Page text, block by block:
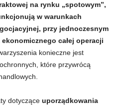
na rynku „spotowym”,
w warunkach
przy jednoczesnym
całej operacji
konieczne jest
które przywrócą
dotyczące uporządkowania